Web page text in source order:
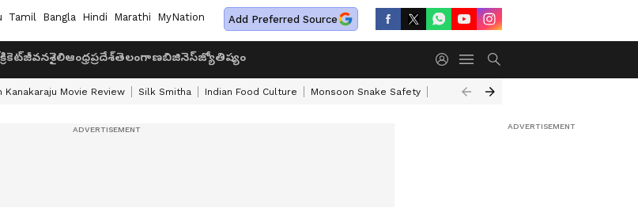
Tamil Bangla Hindi Marathi MyNation Add Preferred Source
క్రికెట్జీవనశైలిఆంధ్రప్రదేశ్తెలంగాణబిజినెస్జ్యోతిష్యం
Kanakaraju Movie Review Silk Smitha Indian Food Culture Monsoon Snake Safety Akkineni Nageswara Rao